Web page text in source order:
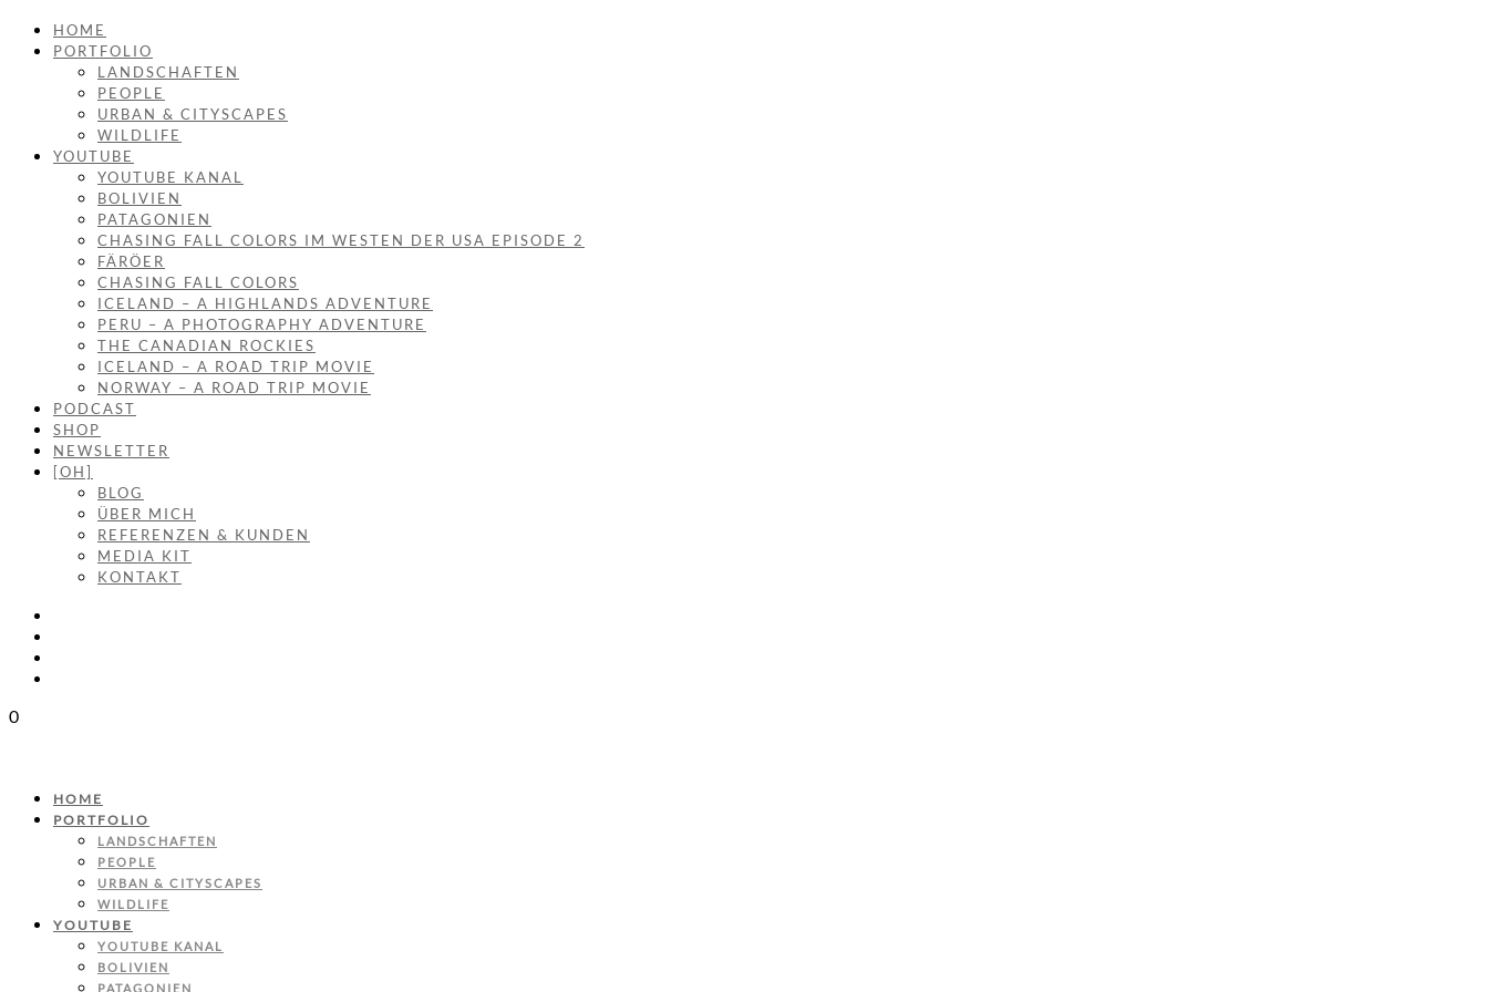
HOME
PORTFOLIO
LANDSCHAFTEN
PEOPLE
URBAN & CITYSCAPES
WILDLIFE
YOUTUBE
YOUTUBE KANAL
BOLIVIEN
PATAGONIEN
CHASING FALL COLORS IM WESTEN DER USA EPISODE 2
FÄRÖER
CHASING FALL COLORS
ICELAND – A HIGHLANDS ADVENTURE
PERU – A PHOTOGRAPHY ADVENTURE
THE CANADIAN ROCKIES
ICELAND – A ROAD TRIP MOVIE
NORWAY – A ROAD TRIP MOVIE
PODCAST
SHOP
NEWSLETTER
[OH]
BLOG
ÜBER MICH
REFERENZEN & KUNDEN
MEDIA KIT
KONTAKT
0
HOME
PORTFOLIO
LANDSCHAFTEN
PEOPLE
URBAN & CITYSCAPES
WILDLIFE
YOUTUBE
YOUTUBE KANAL
BOLIVIEN
PATAGONIEN